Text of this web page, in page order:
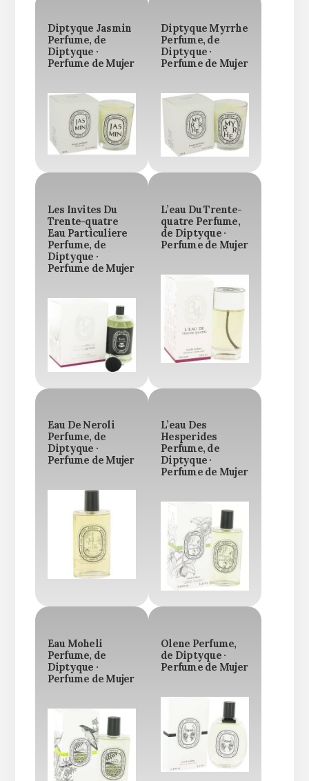
Diptyque Jasmin
Perfume, de
Diptyque ·
Perfume de Mujer
Diptyque Myrrhe
Perfume, de
Diptyque ·
Perfume de Mujer
Les Invites Du
Trente-quatre
Eau Particuliere
Perfume, de
Diptyque ·
Perfume de Mujer
L’eau Du Trente-
quatre Perfume,
de Diptyque ·
Perfume de Mujer
Eau De Neroli
Perfume, de
Diptyque ·
Perfume de Mujer
L’eau Des
Hesperides
Perfume, de
Diptyque ·
Perfume de Mujer
Eau Moheli
Perfume, de
Diptyque ·
Perfume de Mujer
Olene Perfume,
de Diptyque ·
Perfume de Mujer